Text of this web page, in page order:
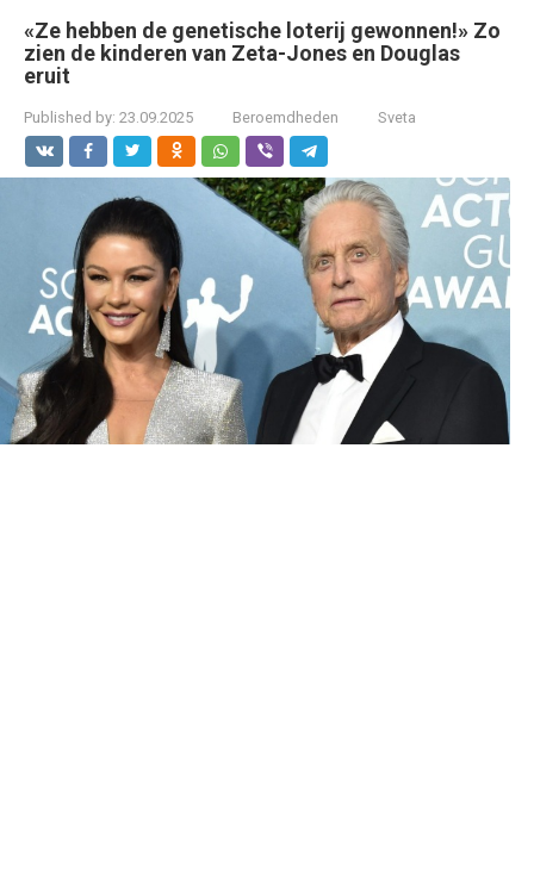
«Ze hebben de genetische loterij gewonnen!» Zo
zien de kinderen van Zeta-Jones en Douglas
eruit
Published by: 23.09.2025 Beroemdheden Sveta